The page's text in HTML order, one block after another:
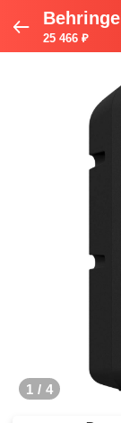
25 466 ₽
1 / 4